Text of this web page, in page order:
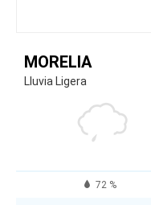
MORELIA
Lluvia Ligera
72 %